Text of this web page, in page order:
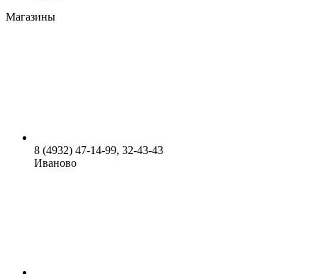
Магазины
8 (4932) 47-14-99, 32-43-43
Иваново